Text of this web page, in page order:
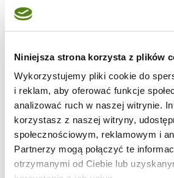
Niniejsza strona korzysta z plików
Wykorzystujemy pliki cookie do
i reklam, aby oferować funkcje
analizować ruch w naszej witrynie.
korzystasz z naszej witryny,
społecznościowym, reklamowym i
Partnerzy mogą połączyć te
otrzymanymi od Ciebie lub
przerobienie na cokolwiek
torebeczek dyni pokrojonej w
Zupę zrobiłam wczoraj, ale
dobra, a może nawet lepsza.